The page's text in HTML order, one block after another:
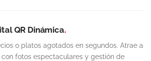
QR Dinámica.
o platos agotados en segundos. Atrae a
fotos espectaculares y gestión de